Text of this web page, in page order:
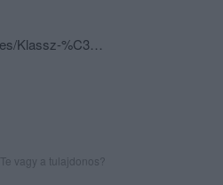
https://www.facebook.com/pages/Klassz-%C3%89tterem-%C3%A9s-Borbolt/119587274776184
Te vagy a tulajdonos?